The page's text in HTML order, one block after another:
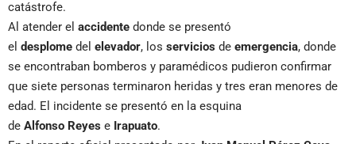
catástrofe.
Al atender el accidente donde se presentó
el desplome del elevador, los servicios de emergencia, donde
se encontraban bomberos y paramédicos pudieron confirmar
que siete personas terminaron heridas y tres eran menores de
edad. El incidente se presentó en la esquina
de Alfonso Reyes e Irapuato.